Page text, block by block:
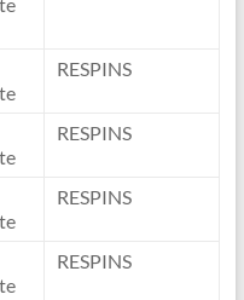
RESPINS
RESPINS
RESPINS
RESPINS